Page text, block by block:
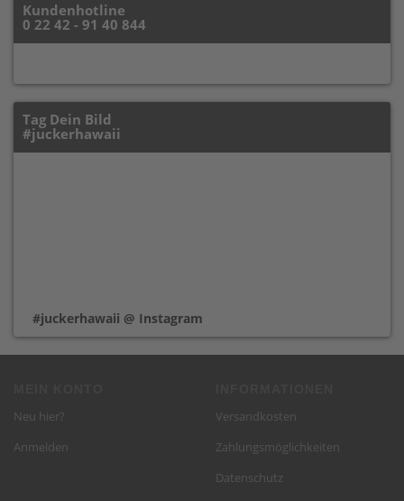
Kundenhotline
0 22 42 - 91 40 844
Tag Dein Bild
#juckerhawaii
#juckerhawaii @ Instagram
Neu hier?
Anmelden
Versandkosten
Zahlungsmöglichkeiten
Datenschutz